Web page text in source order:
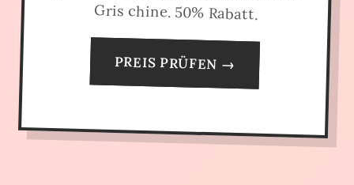
Gris chine. 50% Rabatt.
PREIS PRÜFEN →